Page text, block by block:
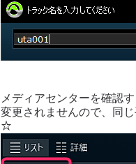
メディアセンターを確認
変更されませんので、同
☆